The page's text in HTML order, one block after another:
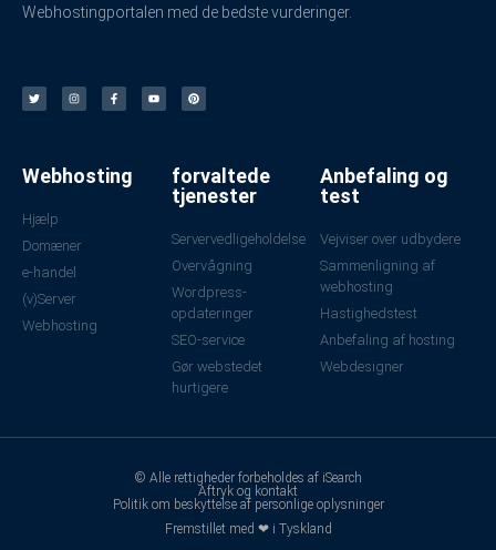
Webhostingportalen med de bedste vurderinger.
Webhosting
Hjælp
Domæner
e-handel
(v)Server
Webhosting
forvaltede
tjenester
Servervedligeholdelse
Overvågning
Wordpress-
opdateringer
SEO-service
Gør webstedet
hurtigere
Anbefaling og
test
Vejviser over udbydere
Sammenligning af
webhosting
Hastighedstest
Anbefaling af hosting
Webdesigner
© Alle rettigheder forbeholdes af iSearch
Aftryk og kontakt
Politik om beskyttelse af personlige oplysninger
Fremstillet med ❤ i Tyskland